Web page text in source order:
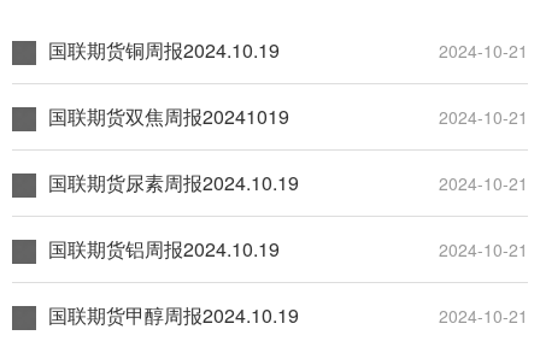
国联期货铜周报2024.10.19 2024-10-21
国联期货双焦周报20241019 2024-10-21
国联期货尿素周报2024.10.19 2024-10-21
国联期货铝周报2024.10.19 2024-10-21
国联期货甲醇周报2024.10.19 2024-10-21